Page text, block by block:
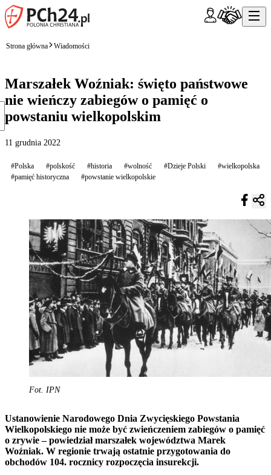
Strona główna Wiadomości
Marszałek Woźniak: święto państwowe
nie wieńczy zabiegów o pamięć o
powstaniu wielkopolskim
11 grudnia 2022
#Polska #polskość #historia #wolność #Dzieje Polski
#wielkopolska
#pamięć historyczna
#powstanie wielkopolskie
Fot. IPN
Ustanowienie Narodowego Dnia Zwycięskiego Powstania
Wielkopolskiego nie może być zwieńczeniem zabiegów o pamięć
o zrywie – powiedział marszałek województwa Marek
Woźniak. W regionie trwają ostatnie przygotowania do
obchodów 104. rocznicy rozpoczęcia insurekcji.